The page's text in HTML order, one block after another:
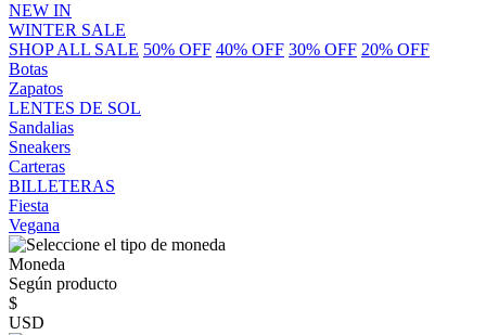
NEW IN
WINTER SALE
SHOP ALL SALE 50% OFF 40% OFF 30% OFF 20% OFF
Botas
Zapatos
LENTES DE SOL
Sandalias
Sneakers
Carteras
BILLETERAS
Fiesta
Vegana
Moneda
Según producto
$
USD